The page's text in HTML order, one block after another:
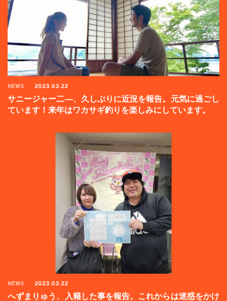
NEWS 2023.03.22
サニージャー二―、久しぶりに近況を報告。元気に過ごし
ています！来年はワカサギ釣りを楽しみにしています。
NEWS 2023.03.22
へずまりゅう、入籍した事を報告。これからは迷惑をかけ